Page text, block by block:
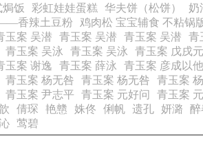
焗饭 彩虹娃娃蛋糕 华夫饼（松饼）
奶
香辣土豆粉
鸡肉松 宝宝辅食 不粘锅
玉案 吴潜 青玉案 吴潜 青玉案 吴潜
青
青玉案 吴泳 青玉案 吴泳
青玉案 戊戌
玉案 谢逸 青玉案 薛泳
青玉案 彦成以
青玉案 杨无咎 青玉案 杨无咎
青玉案
青玉案 尹志平 青玉案 元好问
青玉案
倩琛 艳戆 姝佟 俐帆 遗孔 妍潞
醉
莺碧